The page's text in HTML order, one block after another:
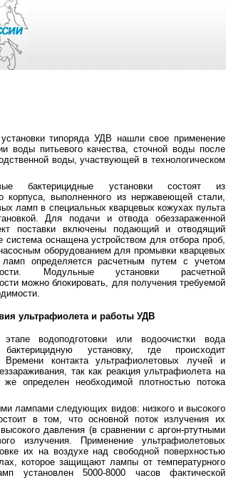
типоряда УДВ нашли свое применение
воды питьевого качества, сточной воды после
воды, участвующей в технологическом
бактерицидные установки состоят из
корпуса, выполненного из нержавеющей стали,
ламп в специальных кварцевых кожухах пульта
Для подачи и отвода обеззараженной
поставки включены подающий и отводящий
система оснащена устройством для отбора проб,
оборудованием для промывки кварцевых
определяется расчетным путем с учетом
Модульные установки расчетной
можно блокировать, для получения требуемой
ультрафиолета и работы УДВ
водоподготовки или водоочистки вода
установку, где происходит
контакта ультрафиолетовых лучей и
так как реакция ультрафиолета на
определен необходимой плотностью потока
лампами следующих видов: низкого и высокого
в том, что основной поток излучения их
давления (в сравнении с аргон-ртутными
излучения. Применение ультрафиолетовых
их на воздухе над свободной поверхностью
которое защищают лампы от температурного
установлен 5000-8000 часов фактической